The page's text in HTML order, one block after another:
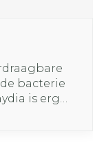
bacterie
is erg